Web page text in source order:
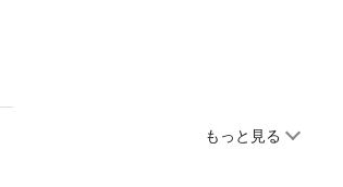
もっと見る